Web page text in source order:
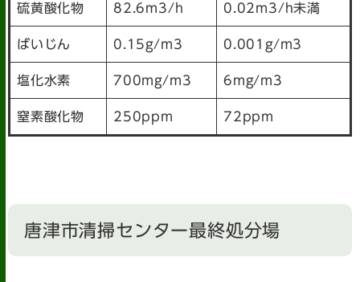
硫黄酸化物 82.6m3/h 0.02m3/h未満
ばいじん 0.15g/m3 0.001g/m3
塩化水素 700mg/m3 6mg/m3
窒素酸化物 250ppm 72ppm
唐津市清掃センター最終処分場